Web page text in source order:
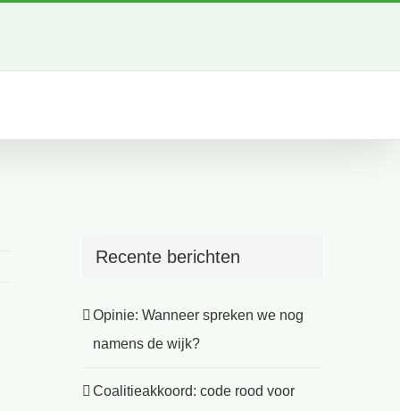
Recente berichten
Opinie: Wanneer spreken we nog
namens de wijk?
Coalitieakkoord: code rood voor